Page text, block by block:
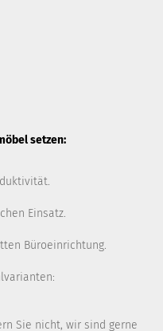
setzen:
Einsatz.
Büroeinrichtung.
Sie nicht, wir sind gerne